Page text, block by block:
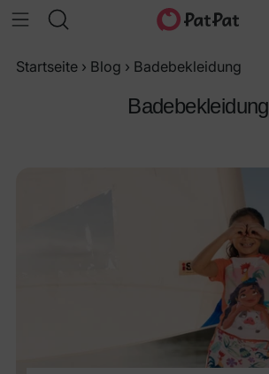
Startseite › Blog › Badebekleidung
Badebekleidung